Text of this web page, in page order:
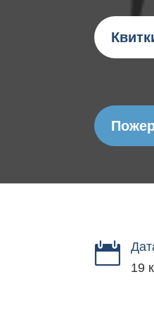

19